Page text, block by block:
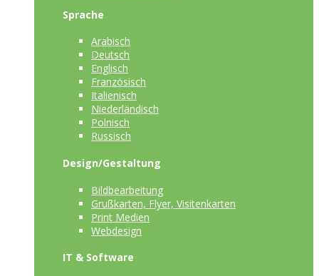
Sprache
Arabisch
Deutsch
Englisch
Französisch
Italienisch
Niederländisch
Polnisch
Russisch
Design/Gestaltung
Bildbearbeitung
Grußkarten, Flyer, Visitenkarten
Print Medien
Webdesign
IT & Software